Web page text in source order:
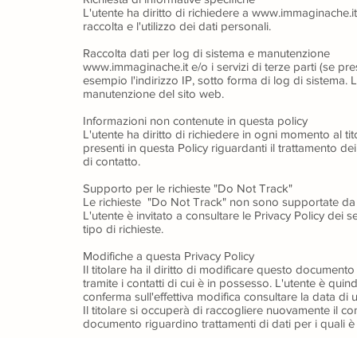
L'utente ha diritto di richiedere a
raccolta e l'utilizzo dei dati personali.
Raccolta dati per log di sistema e manutenzione
www.immaginache.it e/o i servizi di terze parti (se
esempio l'indirizzo IP, sotto forma di log di sistema.
manutenzione del sito web.
Informazioni non contenute in questa policy
L'utente ha diritto di richiedere in ogni momento al
presenti in questa Policy riguardanti il trattamento
di contatto.
Supporto per le richieste "Do Not Track"
Le richieste "Do Not Track" non sono supportate da
L'utente è invitato a consultare le Privacy Policy dei
tipo di richieste.
Modifiche a questa Privacy Policy
Il titolare ha il diritto di modificare questo
tramite i contatti di cui è in possesso. L'utente è
conferma sull'effettiva modifica consultare la data di
Il titolare si occuperà di raccogliere nuovamente il
documento riguardino trattamenti di dati per i quali